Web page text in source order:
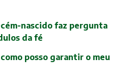
nascido faz pergunta
da fé
como posso garantir o meu